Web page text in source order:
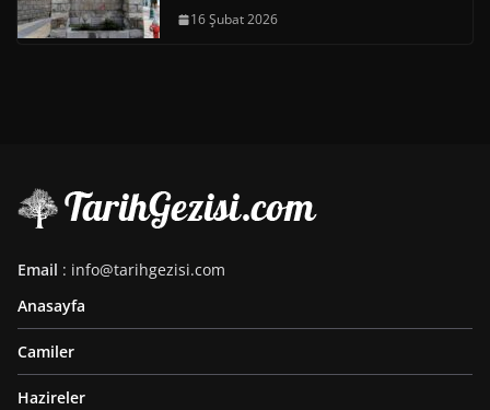
16 Şubat 2026
Email : info@tarihgezisi.com
Anasayfa
Camiler
Hazireler